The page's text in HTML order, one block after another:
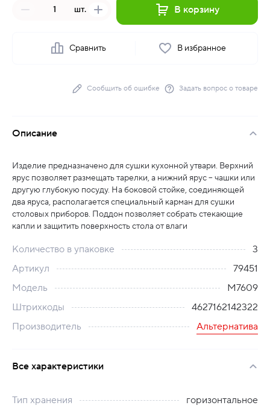
шт. В корзину
Сравнить В избранное
Сообщить об ошибке Задать вопрос о товаре
Описание
Изделие предназначено для сушки кухонной утвари. Верхний
ярус позволяет размещать тарелки, а нижний ярус – чашки или
другую глубокую посуду. На боковой стойке, соединяющей
два яруса, располагается специальный карман для сушки
столовых приборов. Поддон позволяет собрать стекающие
капли и защитить поверхность стола от влаги
Количество в упаковке
3
Артикул
79451
Модель
М7609
Штрихкоды
4627162142322
Производитель
Альтернатива
Все характеристики
Тип хранения
горизонтальное